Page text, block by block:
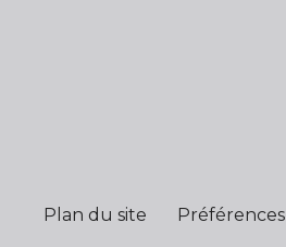
Plan du site Préférences